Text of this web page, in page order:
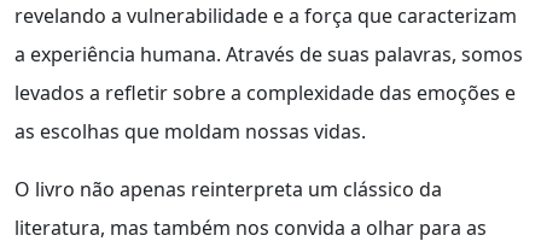
revelando a vulnerabilidade e a força que caracterizam
a experiência humana. Através de suas palavras, somos
levados a refletir sobre a complexidade das emoções e
as escolhas que moldam nossas vidas.
O livro não apenas reinterpreta um clássico da
literatura, mas também nos convida a olhar para as